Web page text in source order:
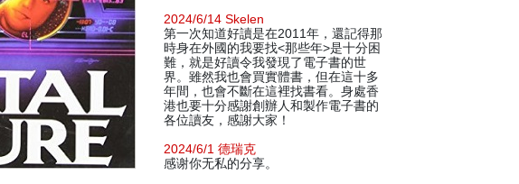
2024/6/14 Skelen
第一次知道好讀是在2011年，還記得那
時身在外國的我要找<那些年>是十分困
難，就是好讀令我發現了電子書的世
界。雖然我也會買實體書，但在這十多
年間，也會不斷在這裡找書看。身處香
港也要十分感謝創辦人和製作電子書的
各位讀友，感謝大家！
2024/6/1 德瑞克
感谢你无私的分享。